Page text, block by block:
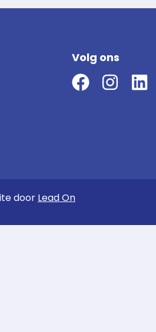
Volg ons
door Lead On